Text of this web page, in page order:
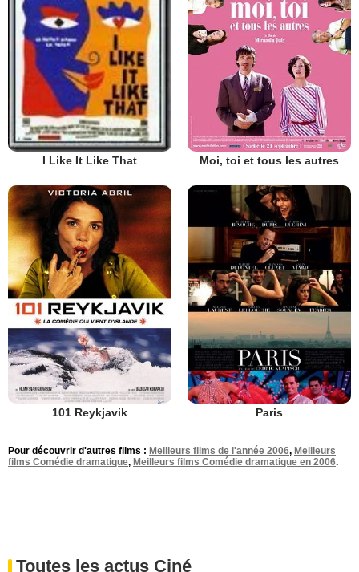
I Like It Like That Moi, toi et tous les autres
101 Reykjavik Paris
Pour découvrir d'autres films : Meilleurs films de l'année 2006, Meilleurs
films Comédie dramatique, Meilleurs films Comédie dramatique en 2006.
Toutes les actus Ciné